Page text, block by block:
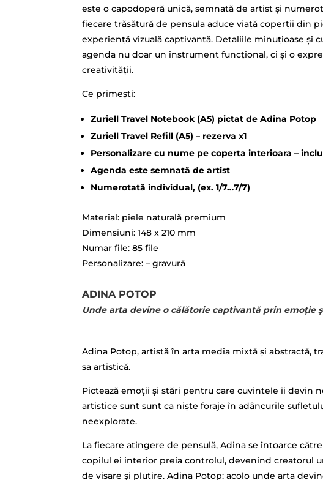
este o capodoperă unică, semnată de artist și
fiecare trăsătură de pensula aduce viață coperții din
experiență vizuală captivantă. Detaliile minuțioase și
agenda nu doar un instrument funcțional, ci și o
creativității.
Ce primești:
Zuriell Travel Notebook (A5) pictat de Adina Potop
Zuriell Travel Refill (A5) – rezerva x1
Personalizare cu nume pe coperta interioara –
Agenda este semnată de artist
Numerotată individual, (ex. 1/7…7/7)
Material: piele naturală premium
Dimensiuni: 148 x 210 mm
Numar file: 85 file
Personalizare: – gravură
ADINA POTOP
Unde arta devine o călătorie captivantă prin emoție
Adina Potop, artistă în arta media mixtă și abstractă,
sa artistică.
Pictează emoții și stări pentru care cuvintele îi devin
artistice sunt sunt ca niște foraje în adâncurile
neexplorate.
La fiecare atingere de pensulă, Adina se întoarce
copilul ei interior preia controlul, devenind creatorul
de visare și plutire. Adina Potop: acolo unde arta